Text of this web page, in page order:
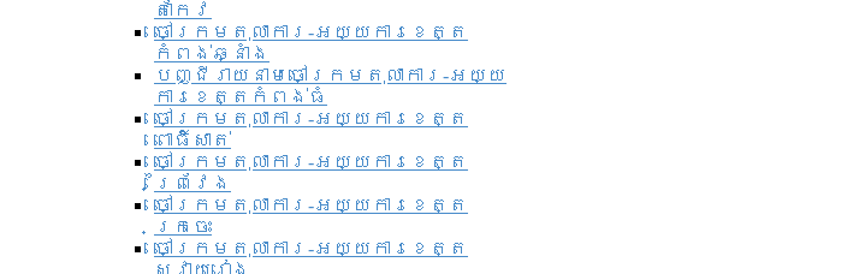
តាកែវ
ចៅក្រមតុលាការ-អយ្យការខេត្ត
កំពង់ឆ្នាំង
បញ្ជីរាយនាមចៅក្រមតុលាការ-អយ្យ
ការខេត្តកំពង់ធំ
ចៅក្រមតុលាការ-អយ្យការខេត្ត
ពោធិ៍សាត់
ចៅក្រមតុលាការ-អយ្យការខេត្ត
ព្រៃវែង
ចៅក្រមតុលាការ-អយ្យការខេត្ត
ក្រចេះ
ចៅក្រមតុលាការ-អយ្យការខេត្ត